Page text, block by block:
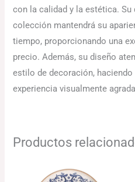
con la calidad y la estética. Su
colección mantendrá su
tiempo, proporcionando una
precio. Además, su diseño
estilo de decoración,
experiencia visualmente
Productos
El
precio